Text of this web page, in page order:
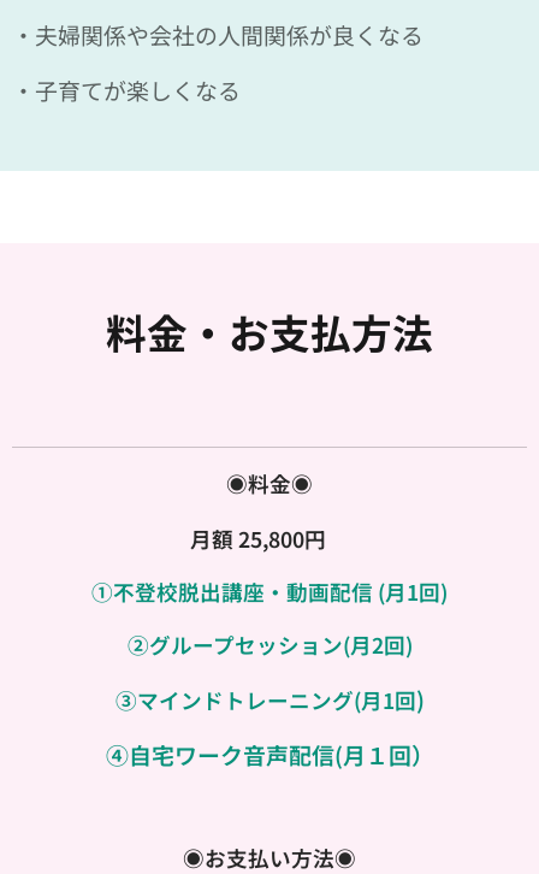
・夫婦関係や会社の人間関係が良くなる
・子育てが楽しくなる
料金・お支払方法
◉料金◉
月額 25,800円
①不登校脱出講座・動画配信 (月1回)
②グループセッション(月2回)
③マインドトレーニング(月1回)
④自宅ワーク音声配信(月１回）
◉お支払い方法◉